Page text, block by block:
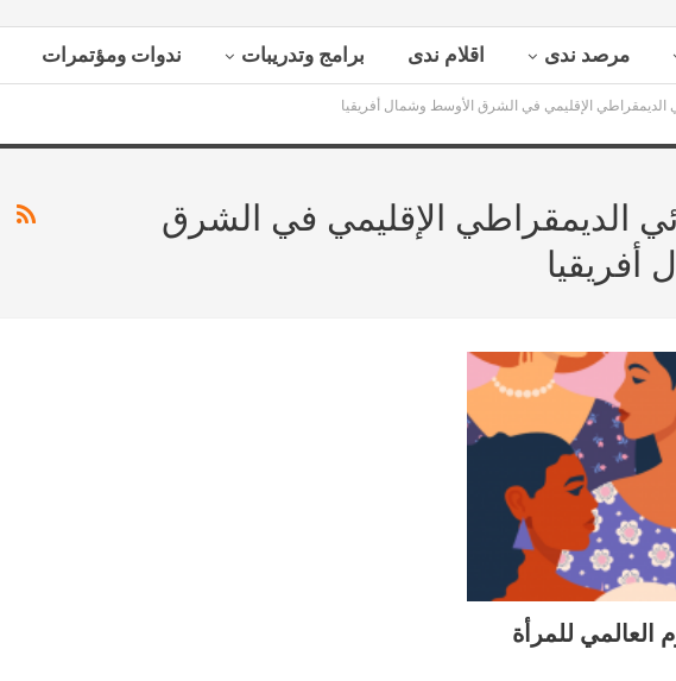
مرصد ندى اقلام ندى برامج وتدريبات ندوات ومؤتمرات
الديمقراطي الإقليمي في الشرق الأوسط وشمال أفريقيا
الديمقراطي الإقليمي في الشرق
أفريقيا
العالمي للمرأة